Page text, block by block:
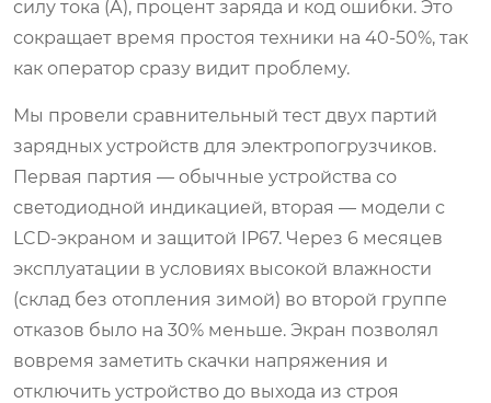
силу тока (А), процент заряда и код ошибки. Это
сокращает время простоя техники на 40-50%, так
как оператор сразу видит проблему.
Мы провели сравнительный тест двух партий
зарядных устройств для электропогрузчиков.
Первая партия — обычные устройства со
светодиодной индикацией, вторая — модели с
LCD-экраном и защитой IP67. Через 6 месяцев
эксплуатации в условиях высокой влажности
(склад без отопления зимой) во второй группе
отказов было на 30% меньше. Экран позволял
вовремя заметить скачки напряжения и
отключить устройство до выхода из строя